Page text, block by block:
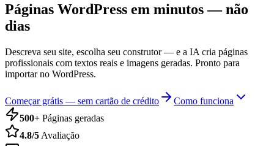
Páginas WordPress em minutos — não
dias
Descreva seu site, escolha seu construtor — e a IA cria páginas
profissionais com textos reais e imagens geradas. Pronto para
importar no WordPress.
Começar grátis — sem cartão de crédito
Como funciona
500+ Páginas geradas
4.8/5 Avaliação